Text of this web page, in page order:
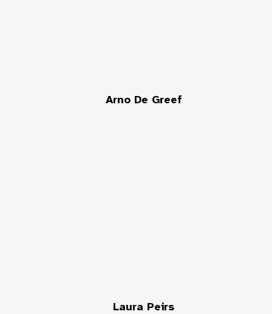
Arno De Greef
Laura Peirs